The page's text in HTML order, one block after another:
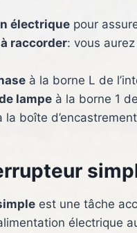
électriquepour
raccorder: vous
à la borne L de
lampeà la borne 1
la boîte
est une tâche
électrique